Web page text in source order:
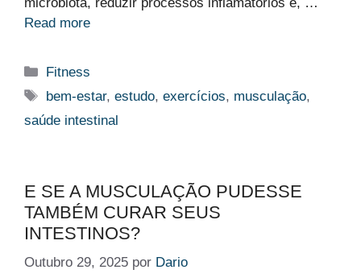
Read more
Categorias
Fitness
Etiquetas
bem-estar,estudo,exercícios, musculação,
saúde intestinal
E SE A MUSCULAÇÃO PUDESSE
TAMBÉM CURAR SEUS
INTESTINOS?
Outubro 29, 2025 por Dario